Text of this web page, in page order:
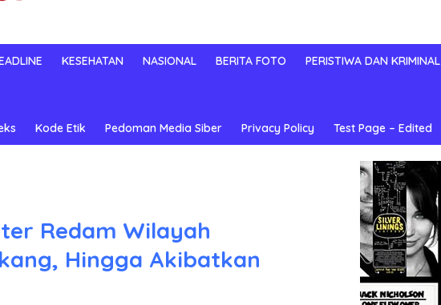
KESEHATAN NASIONAL BERITA FOTO PERISTIWA DAN KRIMINAL
Kode Etik Pedoman Media Siber Privacy Policy Test Page – Edited
Redam Wilayah
Hingga Akibatkan